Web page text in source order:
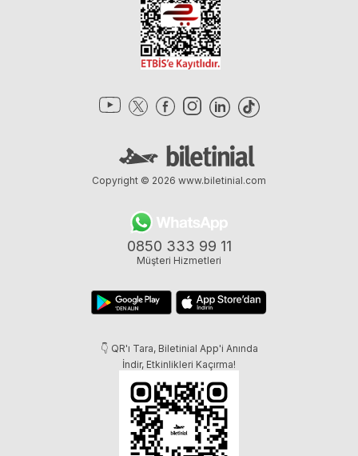
0850 333 99 11
Müşteri Hizmetleri
👇 QR'ı Tara, Biletinial App'i Anında
İndir, Etkinlikleri Kaçırma!
Copyright © 2026 www.biletinial.com